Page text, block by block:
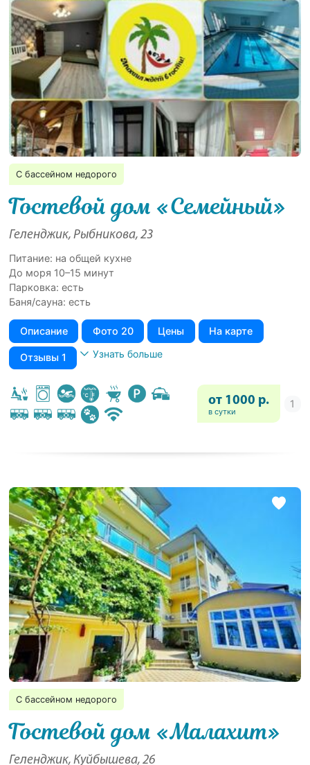
С бассейном недорого
Гостевой дом «Семейный»
Геленджик, Рыбникова, 23
Питание: на общей кухне
До моря 10–15 минут
Парковка: есть
Баня/сауна: есть
Описание Фото 20 Цены На карте
Отзывы 1 Узнать больше
от 1000 р.
в сутки
С бассейном недорого
Гостевой дом «Малахит»
Геленджик, Куйбышева, 26